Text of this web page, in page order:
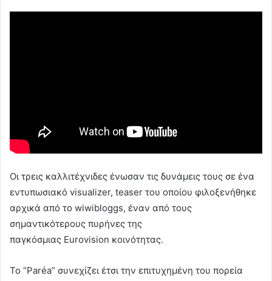
Οι τρεις καλλιτέχνιδες ένωσαν τις δυνάμεις τους σε ένα
εντυπωσιακό visualizer, teaser του οποίου φιλοξενήθηκε
αρχικά από το wiwibloggs, έναν από τους
σημαντικότερους πυρήνες της
παγκόσμιας Eurovision κοινότητας.
Το “Paréa” συνεχίζει έτσι την επιτυχημένη του πορεία